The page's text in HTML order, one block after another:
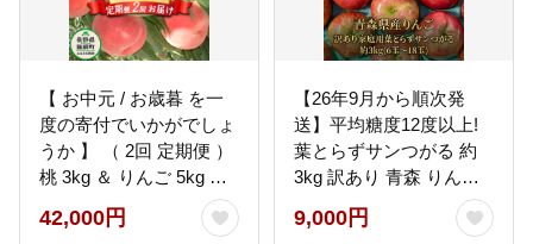
【 お中元 / お歳暮 を一
度の寄付でいかがでしょ
うか 】 （ 2回 定期便 ）
桃 3kg ＆ りんご 5kg D
コース 配送先は本州限
定 桃 ：2026年8月上旬
42,000円
【26年9月から順次発
送】平均糖度12度以上!
葉とらずサンつがる 約
3kg 訳あり 青森 りんご
【配送不可地域：離島・
沖縄県】
9,000円